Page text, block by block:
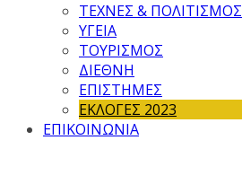
ΤΕΧΝΕΣ & ΠΟΛΙΤΙΣΜΟΣ
ΥΓΕΙΑ
ΤΟΥΡΙΣΜΟΣ
ΔΙΕΘΝΗ
ΕΠΙΣΤΗΜΕΣ
ΕΚΛΟΓΕΣ 2023
ΕΠΙΚΟΙΝΩΝΙΑ